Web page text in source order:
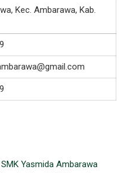
Kec. Ambarawa, Kab.
Yasmida Ambarawa